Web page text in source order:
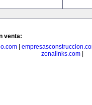
venta:
|
zonalinks.com